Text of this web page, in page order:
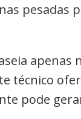
pesadas
apenas
técnico
pode